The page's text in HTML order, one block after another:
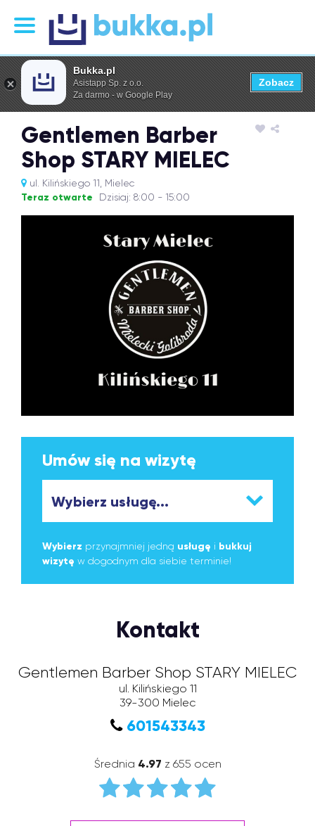
Gentlemen Barber
Shop STARY MIELEC
ul. Kilińskiego 11, Mielec
Teraz otwarte Dzisiaj: 8:00 - 15:00
Umów się na wizytę
Wybierz przynajmniej jedną usługę i bukkuj
wizytę w dogodnym dla siebie terminie!
Kontakt
Gentlemen Barber Shop STARY MIELEC
ul. Kilińskiego 11
39-300 Mielec
601543343
Średnia 4.97 z 655 ocen
Bukka.pl
Asistapp Sp. z o.o.
Za darmo - w Google Play
Zobacz